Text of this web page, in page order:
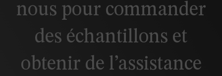
nous pour commander
des échantillons et
obtenir de l’assistance